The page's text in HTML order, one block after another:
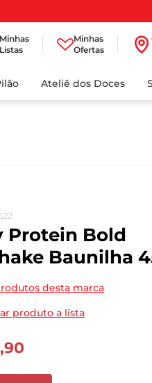
Minhas
Listas
Minhas
Ofertas
Ateliê dos Doces
Protein Bold
Baunilha
desta marca
produto a lista
,90